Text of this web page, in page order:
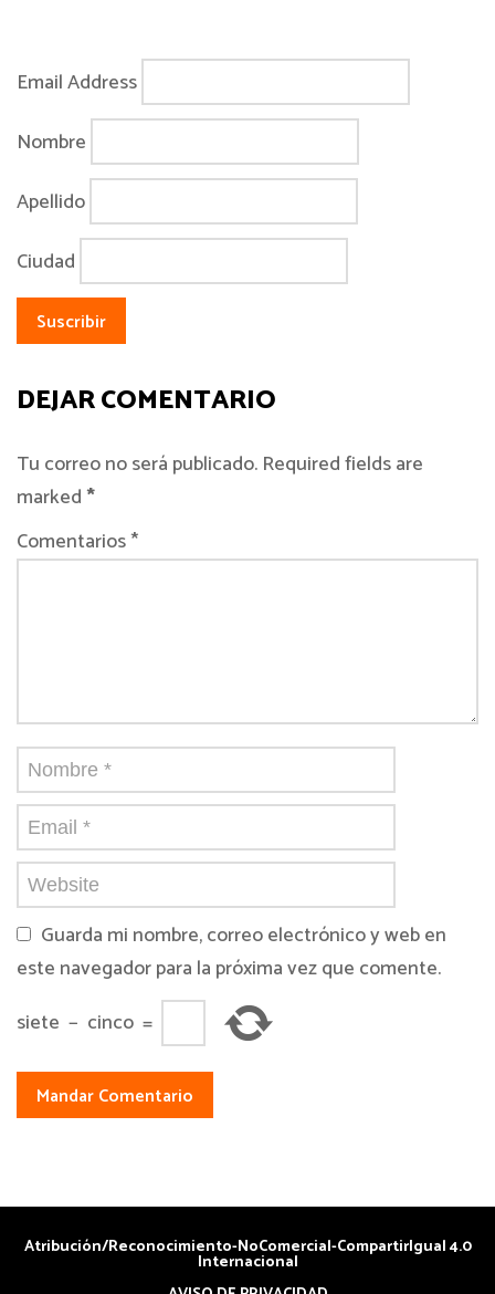
Email Address
Nombre
Apellido
Ciudad
DEJAR COMENTARIO
Tu correo no será publicado. Required fields are
marked*
Comentarios *
Guarda mi nombre, correo electrónico y web en
este navegador para la próxima vez que comente.
siete − cinco =
Atribución/Reconocimiento-NoComercial-CompartirIgual 4.0
Internacional